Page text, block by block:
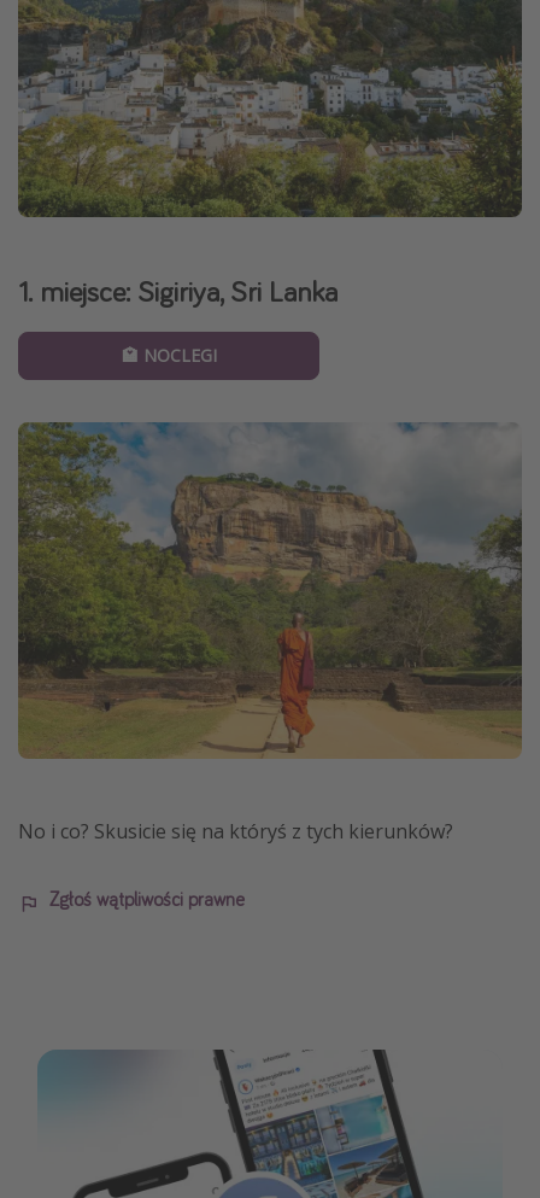
1. miejsce: Sigiriya, Sri Lanka
🏩 NOCLEGI
No i co? Skusicie się na któryś z tych kierunków?
Zgłoś wątpliwości prawne